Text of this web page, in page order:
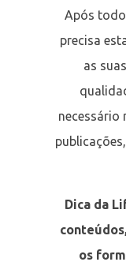
Após
precisa
as
necessário
Dica da
os